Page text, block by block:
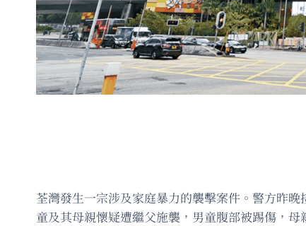
荃灣發生一宗涉及家庭暴力的襲擊案件。警方昨
童及其母親懷疑遭繼父施襲，男童腹部被踢傷，